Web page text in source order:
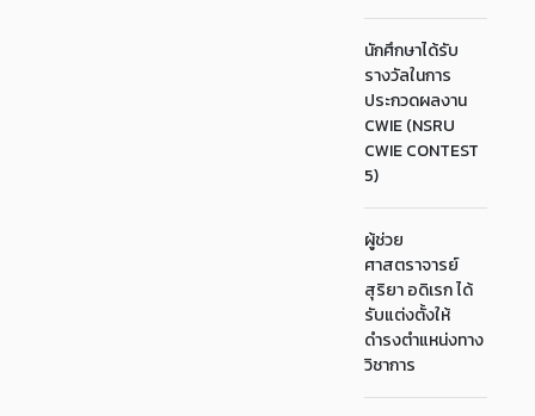
นักศึกษาได้รับ
รางวัลในการ
ประกวดผลงาน
CWIE (NSRU
CWIE CONTEST
5)
ผู้ช่วย
ศาสตราจารย์
สุริยา อดิเรก ได้
รับแต่งตั้งให้
ดำรงตำแหน่งทาง
วิชาการ